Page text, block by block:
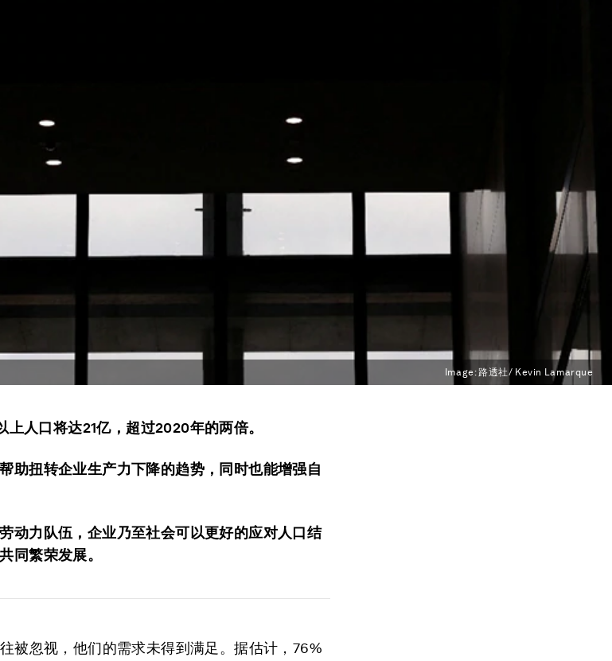
Image:路透社/ Kevin Lamarque
人口将达21亿，超过2020年的两倍。
助扭转企业生产力下降的趋势，同时也能增强自
动力队伍，企业乃至社会可以更好的应对人口结
同繁荣发展。
被忽视，他们的需求未得到满足。据估计，76%